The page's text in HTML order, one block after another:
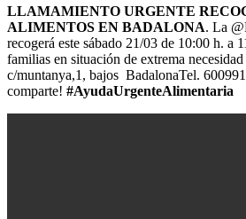
LLAMAMIENTO URGENTE
ALIMENTOS EN BADALONA. La
recogerá este sábado 21/03 de 10:00 h. a
familias en situación de extrema
c/muntanya,1, bajos BadalonaTel.
comparte! #AyudaUrgenteAlimentaria